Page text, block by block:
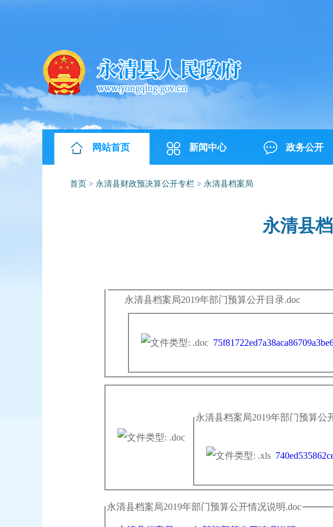
网站首页 新闻中心 政务公开
首页 > 永清县财政预决算公开专栏 > 永清县档案局
永清县
永清县档案局2019年部门预算公开目录.doc
永清县档案局2019年部门预算公
永清县档案局2019年部门预算公开情况说明.doc